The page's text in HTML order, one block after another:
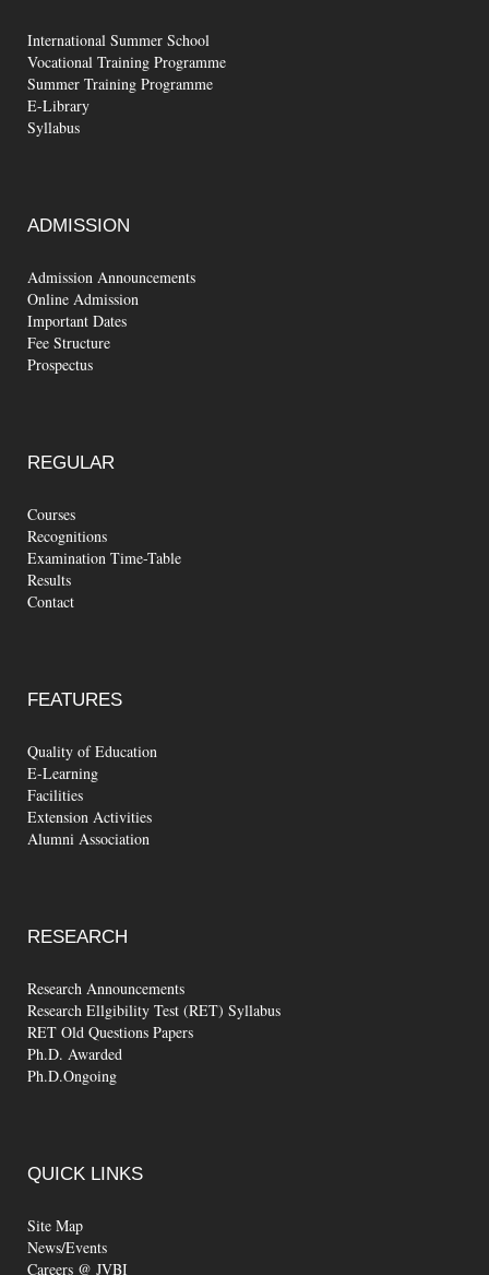
International Summer School
Vocational Training Programme
Summer Training Programme
E-Library
Syllabus
ADMISSION
Admission Announcements
Online Admission
Important Dates
Fee Structure
Prospectus
REGULAR
Courses
Recognitions
Examination Time-Table
Results
Contact
FEATURES
Quality of Education
E-Learning
Facilities
Extension Activities
Alumni Association
RESEARCH
Research Announcements
Research Ellgibility Test (RET) Syllabus
RET Old Questions Papers
Ph.D. Awarded
Ph.D.Ongoing
QUICK LINKS
Site Map
News/Events
Careers @ JVBI